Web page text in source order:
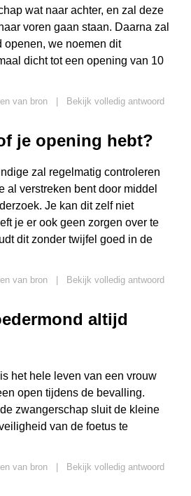
wat naar achter, en zal deze
voren gaan staan. Daarna zal
openen, we noemen dit
dicht tot een opening van 10
van bron
Bekijk volledig antwoord
je opening hebt?
zal regelmatig controleren
al verstreken bent door middel
Je kan dit zelf niet
je er ook geen zorgen over te
dit zonder twijfel goed in de
van bron
Bekijk volledig antwoord
altijd
het hele leven van een vrouw
open tijdens de bevalling.
zwangerschap sluit de kleine
van de foetus te
van bron
Bekijk volledig antwoord